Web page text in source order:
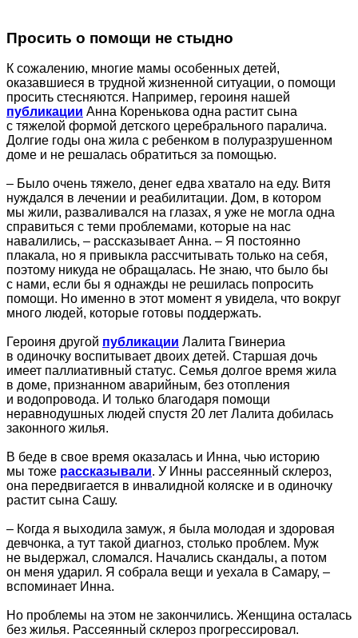
Просить о помощи не стыдно
К сожалению, многие мамы особенных детей,
оказавшиеся в трудной жизненной ситуации, о помощи
просить стесняются. Например, героиня нашей
публикации Анна Коренькова одна растит сына
с тяжелой формой детского церебрального паралича.
Долгие годы она жила с ребенком в полуразрушенном
доме и не решалась обратиться за помощью.
– Было очень тяжело, денег едва хватало на еду. Витя
нуждался в лечении и реабилитации. Дом, в котором
мы жили, разваливался на глазах, я уже не могла одна
справиться с теми проблемами, которые на нас
навалились, – рассказывает Анна. – Я постоянно
плакала, но я привыкла рассчитывать только на себя,
поэтому никуда не обращалась. Не знаю, что было бы
с нами, если бы я однажды не решилась попросить
помощи. Но именно в этот момент я увидела, что вокруг
много людей, которые готовы поддержать.
Героиня другой публикации Лалита Гвинериа
в одиночку воспитывает двоих детей. Старшая дочь
имеет паллиативный статус. Семья долгое время жила
в доме, признанном аварийным, без отопления
и водопровода. И только благодаря помощи
неравнодушных людей спустя 20 лет Лалита добилась
законного жилья.
В беде в свое время оказалась и Инна, чью историю
мы тоже рассказывали. У Инны рассеянный склероз,
она передвигается в инвалидной коляске и в одиночку
растит сына Сашу.
– Когда я выходила замуж, я была молодая и здоровая
девчонка, а тут такой диагноз, столько проблем. Муж
не выдержал, сломался. Начались скандалы, а потом
он меня ударил. Я собрала вещи и уехала в Самару, –
вспоминает Инна.
Но проблемы на этом не закончились. Женщина осталась
без жилья. Рассеянный склероз прогрессировал.